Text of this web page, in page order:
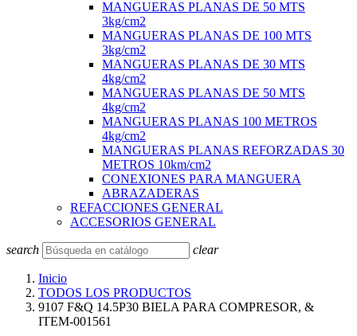
MANGUERAS PLANAS DE 50 MTS
3kg/cm2
MANGUERAS PLANAS DE 100 MTS
3kg/cm2
MANGUERAS PLANAS DE 30 MTS
4kg/cm2
MANGUERAS PLANAS DE 50 MTS
4kg/cm2
MANGUERAS PLANAS 100 METROS
4kg/cm2
MANGUERAS PLANAS REFORZADAS 30
METROS 10km/cm2
CONEXIONES PARA MANGUERA
ABRAZADERAS
REFACCIONES GENERAL
ACCESORIOS GENERAL
search clear
Inicio
TODOS LOS PRODUCTOS
9107 F&Q 14.5P30 BIELA PARA COMPRESOR, &
ITEM-001561